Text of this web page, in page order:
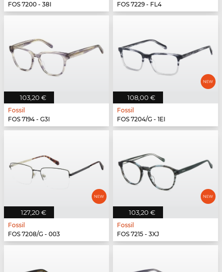
FOS 7200 - 38I
FOS 7229 - FL4
103,20 €
Fossil
FOS 7194 - G3I
108,00 €
Fossil
FOS 7204/G - 1EI
127,20 €
Fossil
FOS 7208/G - 003
103,20 €
Fossil
FOS 7215 - 3XJ